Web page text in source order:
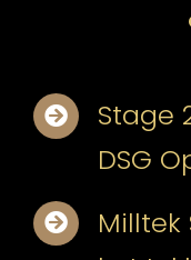
Stage
DSG
Milltek